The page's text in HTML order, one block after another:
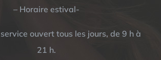
– Horaire estival-
ouvert tous les jours, de 9 h à
21 h.